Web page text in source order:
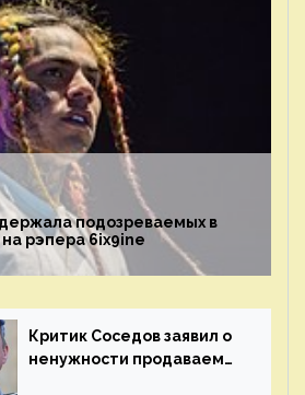
подозреваемых в
рэпера 6ix9ine
Критик Соседов заявил о
ненужности продаваемых